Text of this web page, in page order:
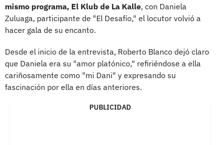
mismo programa, El Klub de La Kalle, con Daniela
Zuluaga, participante de "El Desafío," el locutor volvió a
hacer gala de su encanto.
Desde el inicio de la entrevista, Roberto Blanco dejó claro
que Daniela era su "amor platónico," refiriéndose a ella
cariñosamente como "mi Dani" y expresando su
fascinación por ella en días anteriores.
PUBLICIDAD